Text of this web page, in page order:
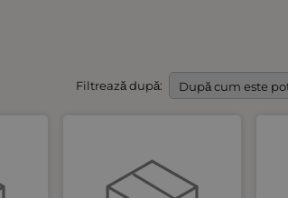
Filtrează după: